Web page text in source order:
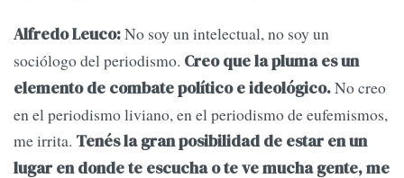
Alfredo Leuco:No soy un intelectual, no soy un
sociólogo del periodismo. Creo que la pluma es un
elemento de combate político e ideológico.No creo
en el periodismo liviano, en el periodismo de eufemismos,
me irrita. Tenés la gran posibilidad de estar en un
lugar en donde te escucha o te ve mucha gente, me